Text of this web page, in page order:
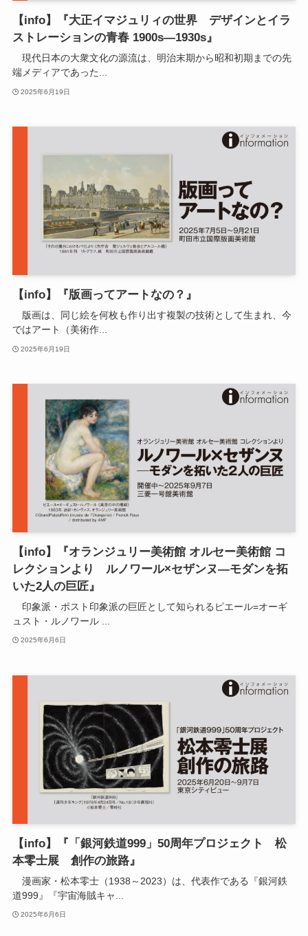
【info】『大正イマジュリィの世界 デザインとイラ
ストレーションの青春 1900s―1930s』
現代日本の大衆文化の源流は、明治末期から昭和初期までの先
端メディアであった...
2025年6月19日
【info】『版画ってアートなの？』
版画は、同じ絵を何枚も作り出す複製の技術として生まれ、今
ではアート（美術作...
2025年6月19日
【info】『オランジュリー美術館 オルセー美術館 コ
レクションより ルノワール×セザンヌ―モダンを拓
いた2人の巨匠』
印象派・ポスト印象派の巨匠として知られるピエール=オーギ
ュスト・ルノワール ...
2025年6月6日
【info】『「銀河鉄道999」50周年プロジェクト 松
本零士展 創作の旅路』
漫画家・松本零士（1938～2023）は、代表作である『銀河鉄
道999』『宇宙海賊キャ...
2025年6月6日